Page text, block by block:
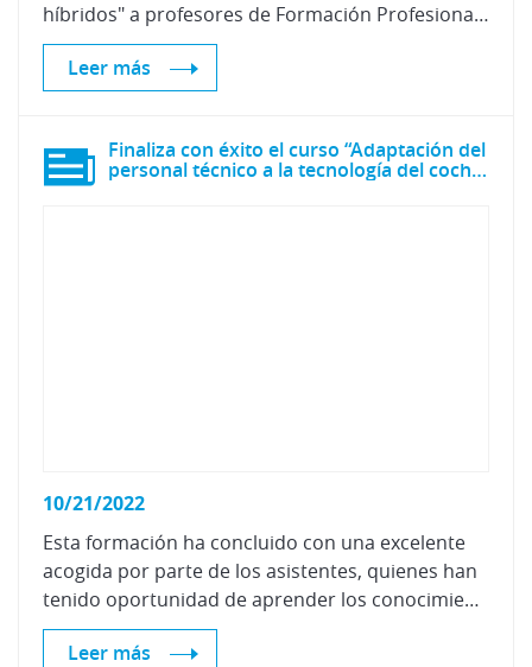
híbridos" a profesores de Formación Profesional de Automoción de Centros de Cáceres
Leer más
Finaliza con éxito el curso “Adaptación del
personal técnico a la tecnología del coche eléctrico”
10/21/2022
Esta formación ha concluido con una excelente
acogida por parte de los asistentes, quienes han
tenido oportunidad de aprender los conocimientos necesarios para avanzar en su actividad diaria, pudiendo compaginar trabajo y formación
Leer más